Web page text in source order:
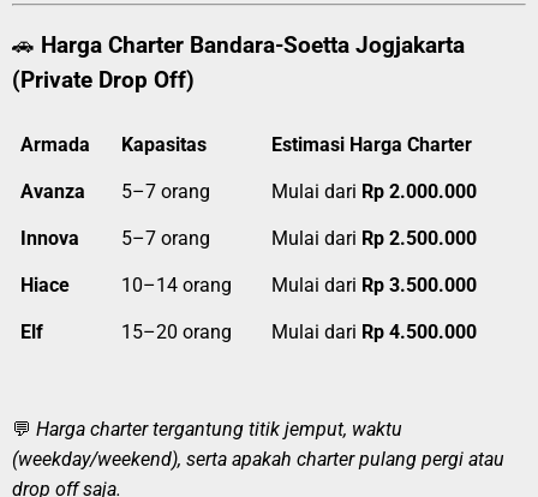
🚗 Harga Charter Bandara-Soetta Jogjakarta
(Private Drop Off)
Armada Kapasitas Estimasi Harga Charter
Avanza 5–7 orang Mulai dari Rp 2.000.000
Innova 5–7 orang Mulai dari Rp 2.500.000
Hiace 10–14 orang Mulai dari Rp 3.500.000
Elf 15–20 orang Mulai dari Rp 4.500.000
💬 Harga charter tergantung titik jemput, waktu
(weekday/weekend), serta apakah charter pulang pergi atau
drop off saja.